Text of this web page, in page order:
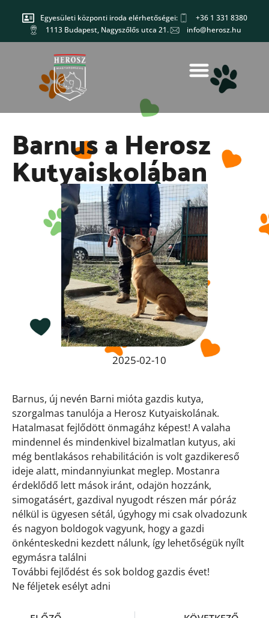
Egyesületi központi iroda elérhetőségei:
+36 1 331 8380
1113 Budapest, Nagyszőlős utca 21.
info@herosz.hu
Barnus a Herosz
Kutyaiskolában
2025-02-10
Barnus, új nevén Barni mióta gazdis kutya,
szorgalmas tanulója a Herosz Kutyaiskolának.
Hatalmasat fejlődött önmagáhz képest! A valaha
mindennel és mindenkivel bizalmatlan kutyus, aki
még bentlakásos rehabilitáción is volt gazdikereső
ideje alatt, mindannyiunkat meglep. Mostanra
érdeklődő lett mások iránt, odajön hozzánk,
simogatásért, gazdival nyugodt részen már póráz
nélkül is ügyesen sétál, úgyhogy mi csak olvadozunk
és nagyon boldogok vagyunk, hogy a gazdi
önkénteskedni kezdett nálunk, így lehetőségük nyílt
egymásra találni
További fejlődést és sok boldog gazdis évet!
Ne féljetek esélyt adni